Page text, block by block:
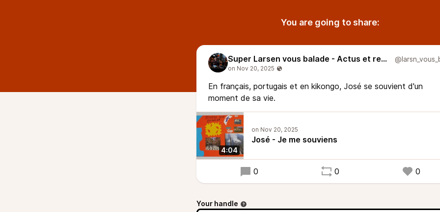
You are going to share:
Super Larsen vous balade - Actus et reportages
En français, portugais et en kikongo, José se souvient d'un
moment de sa vie.
4:04
José - Je me souviens
0 0 0
Your handle